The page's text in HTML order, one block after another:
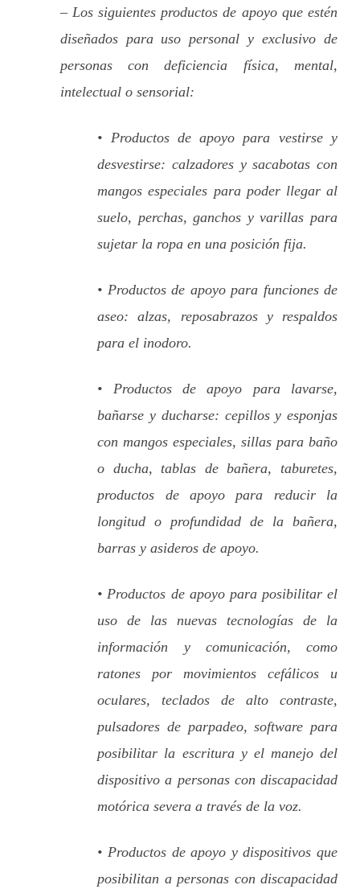
– Los siguientes productos de apoyo que estén
diseñados para uso personal y exclusivo de
personas con deficiencia física, mental,
intelectual o sensorial:
• Productos de apoyo para vestirse y
desvestirse: calzadores y sacabotas con
mangos especiales para poder llegar al
suelo, perchas, ganchos y varillas para
sujetar la ropa en una posición fija.
• Productos de apoyo para funciones de
aseo: alzas, reposabrazos y respaldos
para el inodoro.
• Productos de apoyo para lavarse,
bañarse y ducharse: cepillos y esponjas
con mangos especiales, sillas para baño
o ducha, tablas de bañera, taburetes,
productos de apoyo para reducir la
longitud o profundidad de la bañera,
barras y asideros de apoyo.
• Productos de apoyo para posibilitar el
uso de las nuevas tecnologías de la
información y comunicación, como
ratones por movimientos cefálicos u
oculares, teclados de alto contraste,
pulsadores de parpadeo, software para
posibilitar la escritura y el manejo del
dispositivo a personas con discapacidad
motórica severa a través de la voz.
• Productos de apoyo y dispositivos que
posibilitan a personas con discapacidad